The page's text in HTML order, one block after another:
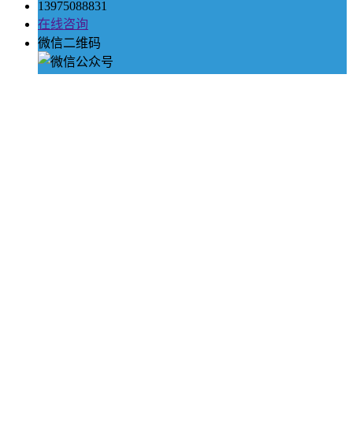
13975088831
在线咨询
微信二维码